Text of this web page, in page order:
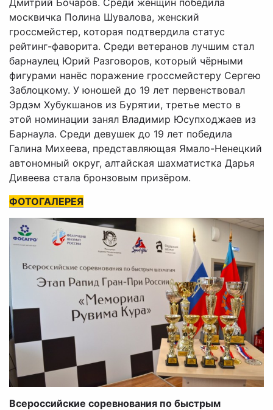
москвичка Полина Шувалова, женский
гроссмейстер, которая подтвердила статус
рейтинг-фаворита. Среди ветеранов лучшим стал
барнаулец Юрий Разговоров, который чёрными
фигурами нанёс поражение гроссмейстеру Сергею
Заблоцкому. У юношей до 19 лет первенствовал
Эрдэм Хубукшанов из Бурятии, третье место в
этой номинации занял Владимир Юсупходжаев из
Барнаула. Среди девушек до 19 лет победила
Галина Михеева, представляющая Ямало-Ненецкий
автономный округ, алтайская шахматистка Дарья
Дивеева стала бронзовым призёром.
ФОТОГАЛЕРЕЯ
Всероссийские соревнования по быстрым